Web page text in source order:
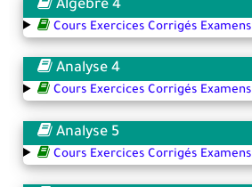
Algèbre 4
Cours Exercices Corrigés Examens
Analyse 4
Cours Exercices Corrigés Examens
Analyse 5
Cours Exercices Corrigés Examens